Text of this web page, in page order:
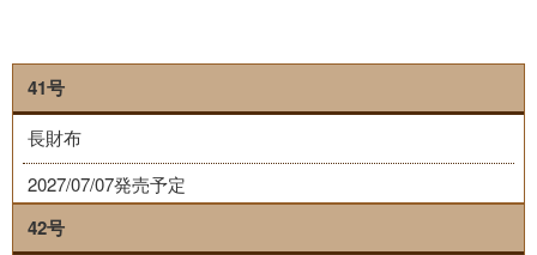
41号
長財布
2027/07/07発売予定
42号